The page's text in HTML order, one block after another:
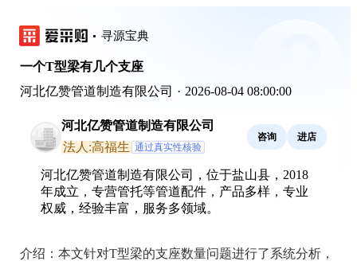
寻源宝典
一个T型梁有几个支座
河北亿赞管道制造有限公司 · 2026-08-04 08:00:00
河北亿赞管道制造有限公司
法人:高福生 通过真实性核验
咨询 进店
河北亿赞管道制造有限公司，位于盐山县，2018
年成立，专营管托等管道配件，产品多样，专业
权威，经验丰富，服务多领域。
介绍： 本文针对T型梁的支座数量问题进行了系统分析，